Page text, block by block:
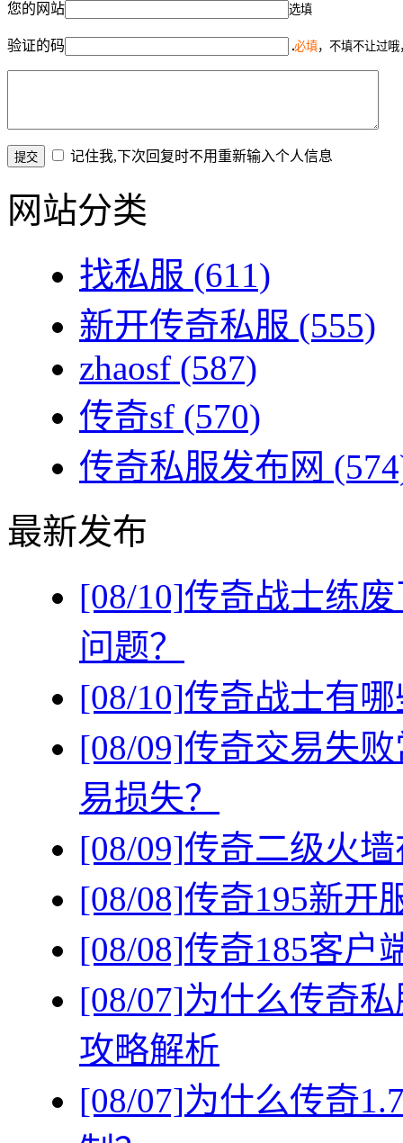
您的网站 选填
验证的码 必填，不填不让过
记住我,下次回复时不用重新输入个人信息
网站分类
找私服 (611)
新开传奇私服 (555)
zhaosf (587)
传奇sf (570)
传奇私服发布网
最新发布
[08/10]传奇战士练
问题？
[08/10]传奇战士有
[08/09]传奇交易失
易损失？
[08/09]传奇二级火
[08/08]传奇195新开
[08/08]传奇185客户
[08/07]为什么传奇
攻略解析
[08/07]为什么传奇